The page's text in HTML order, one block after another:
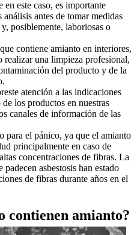
en este caso, es importante
análisis antes de tomar medidas
posiblemente, laboriosas o
contiene amianto en interiores,
realizar una limpieza profesional,
del producto y de la
atención a las indicaciones
los productos en nuestras
canales de información de las
para el pánico, ya que el amianto
principalmente en caso de
concentraciones de fibras. La
asbestosis han estado
de fibras durante años en el
contienen amianto?